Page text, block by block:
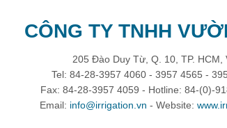
CÔNG TY TNHH
205 Đào Duy Từ, Q. 10, TP. HCM,
Tel: 84-28-3957 4060 - 3957 4565 -
Fax: 84-28-3957 4059 - Hotline: 84-(0)-
Email: info@irrigation.vn - Website: